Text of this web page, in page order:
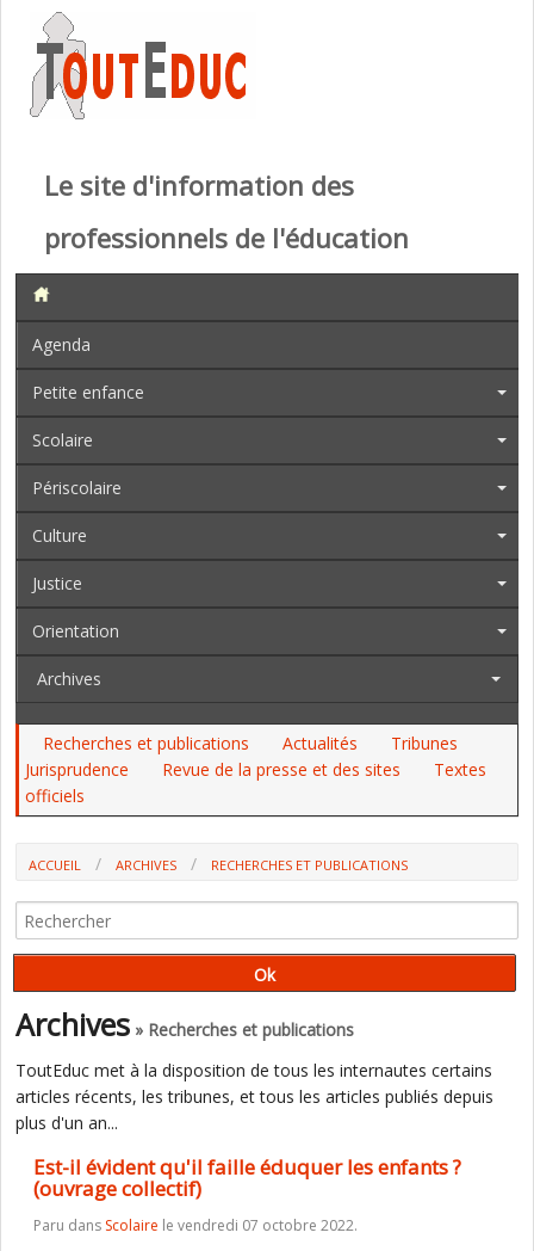
Le site d'information des
professionnels de l'éducation
Agenda
Petite enfance
Scolaire
Périscolaire
Culture
Justice
Orientation
Archives
Recherches et publications Actualités
Tribunes
Jurisprudence
Revue de la presse et des sites
Textes
officiels
ACCUEIL ARCHIVES
RECHERCHES ET PUBLICATIONS
COLLECTIF)
Archives » Recherches et publications
ToutEduc met à la disposition de tous les internautes certains
articles récents, les tribunes, et tous les articles publiés depuis
plus d'un an...
Est-il évident qu'il faille éduquer les enfants ?
(ouvrage collectif)
Paru dans Scolaire le vendredi 07 octobre 2022.